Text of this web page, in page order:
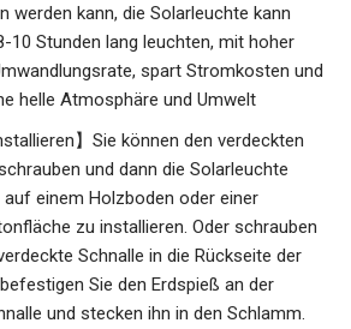
werden kann, die Solarleuchte kann
10 Stunden lang leuchten, mit hoher
spart Stromkosten und
helle Atmosphäre und Umwelt
】Sie können den verdeckten
und dann die Solarleuchte
auf einem Holzboden oder einer
zu installieren. Oder schrauben
Schnalle in die Rückseite der
Sie den Erdspieß an der
und stecken ihn in den Schlamm.